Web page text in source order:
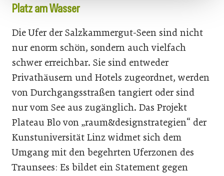
Platz am Wasser
Die Ufer der Salzkammergut-Seen sind nicht
nur enorm schön, sondern auch vielfach
schwer erreichbar. Sie sind entweder
Privathäusern und Hotels zugeordnet, werden
von Durchgangsstraßen tangiert oder sind
nur vom See aus zugänglich. Das Projekt
Plateau Blo von „raum&designstrategien“ der
Kunstuniversität Linz widmet sich dem
Umgang mit den begehrten Uferzonen des
Traunsees: Es bildet ein Statement gegen